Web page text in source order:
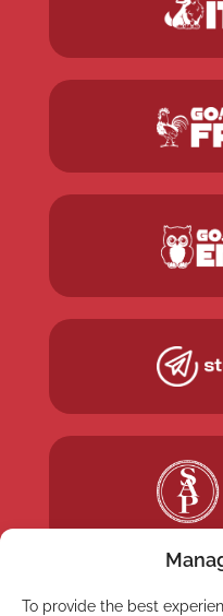
To provide the best